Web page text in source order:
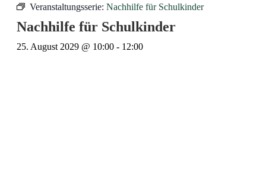
Veranstaltungsserie: Nachhilfe für Schulkinder
Nachhilfe für Schulkinder
25. August 2029 @ 10:00 - 12:00